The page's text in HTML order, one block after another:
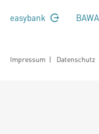
easybank
Impressum | Datenschutz